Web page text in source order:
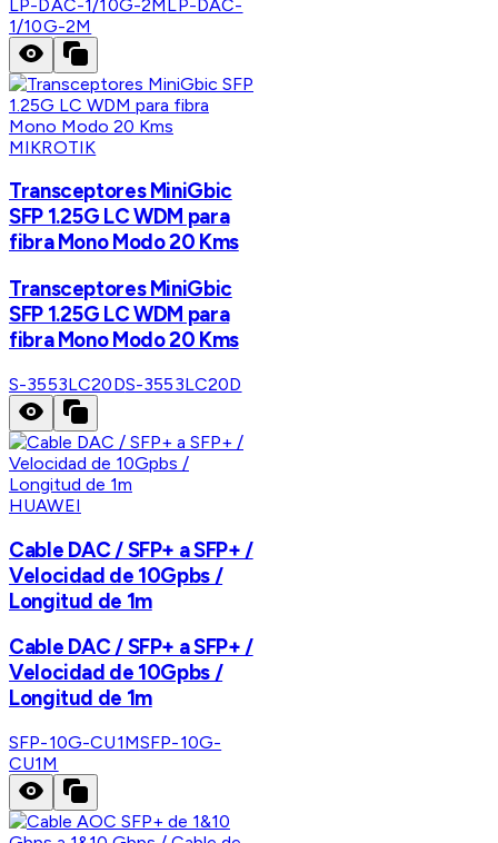
LP-DAC-1/10G-2M LP-DAC-
1/10G-2M
MIKROTIK
Transceptores MiniGbic
SFP 1.25G LC WDM para
fibra Mono Modo 20 Kms
Transceptores MiniGbic
SFP 1.25G LC WDM para
fibra Mono Modo 20 Kms
S-3553LC20DS-3553LC20D
HUAWEI
Cable DAC / SFP+ a SFP+ /
Velocidad de 10Gpbs /
Longitud de 1m
Cable DAC / SFP+ a SFP+ /
Velocidad de 10Gpbs /
Longitud de 1m
SFP-10G-CU1MSFP-10G-
CU1M